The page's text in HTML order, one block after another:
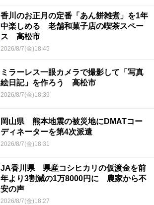
香川のお正月の定番「あん餅雑煮」を1年
中楽しめる 老舗和菓子店の喫茶スペー
ス 高松市
2026/8/7(金)18:45
ミラーレス一眼カメラで撮影して「写真
絵日記」を作ろう 高松市
2026/8/7(金)18:39
岡山県 熊本地震の被災地にDMATコー
ディネーターを第4次派遣
2026/8/7(金)18:31
JA香川県 県産コシヒカリの仮渡金を前
年より3割減の1万8000円に 農家から不
安の声
2026/8/7(金)18:27